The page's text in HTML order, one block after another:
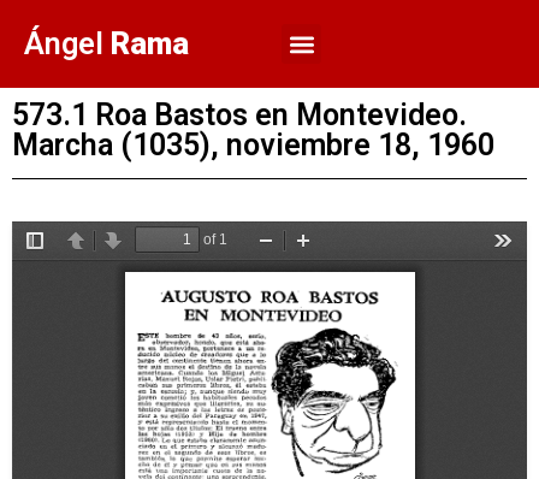
Ángel Rama
573.1 Roa Bastos en Montevideo.
Marcha (1035), noviembre 18, 1960